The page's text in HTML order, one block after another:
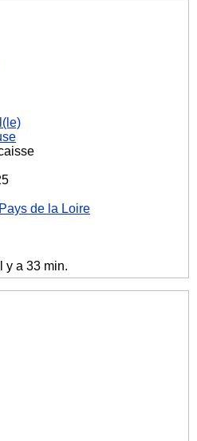
Pays de la Loire
y a 33 min.